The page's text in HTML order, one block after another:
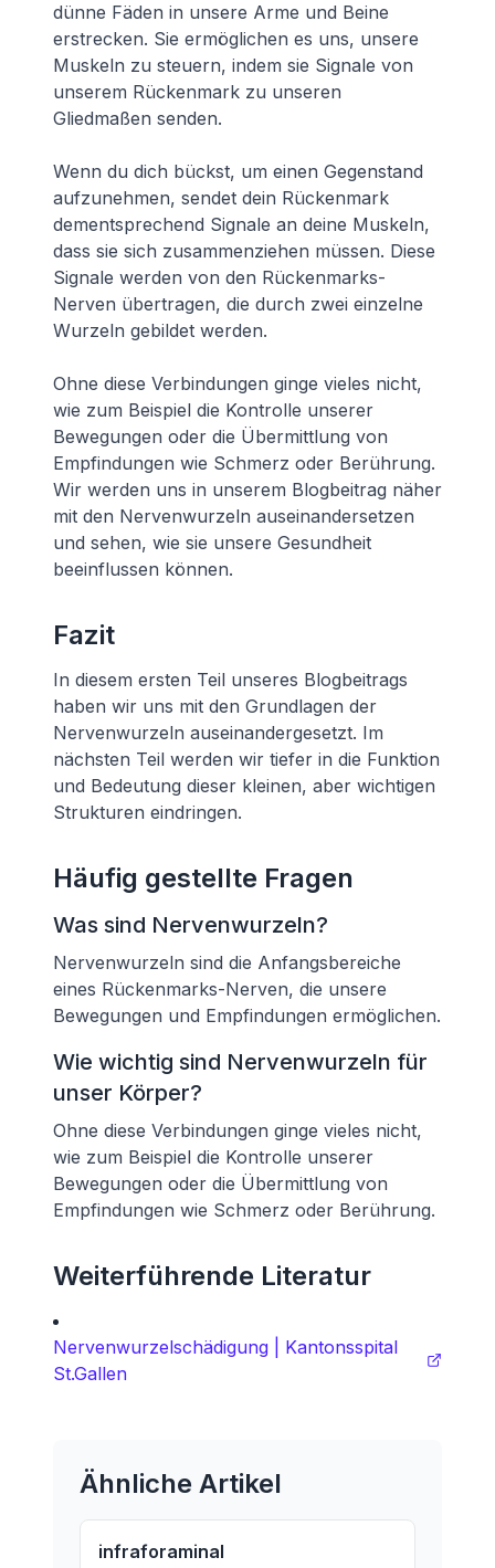
dünne Fäden in unsere Arme und Beine
erstrecken. Sie ermöglichen es uns, unsere
Muskeln zu steuern, indem sie Signale von
unserem Rückenmark zu unseren
Gliedmaßen senden.
Wenn du dich bückst, um einen Gegenstand
aufzunehmen, sendet dein Rückenmark
dementsprechend Signale an deine Muskeln,
dass sie sich zusammenziehen müssen. Diese
Signale werden von den Rückenmarks-
Nerven übertragen, die durch zwei einzelne
Wurzeln gebildet werden.
Ohne diese Verbindungen ginge vieles nicht,
wie zum Beispiel die Kontrolle unserer
Bewegungen oder die Übermittlung von
Empfindungen wie Schmerz oder Berührung.
Wir werden uns in unserem Blogbeitrag näher
mit den Nervenwurzeln auseinandersetzen
und sehen, wie sie unsere Gesundheit
beeinflussen können.
Fazit
In diesem ersten Teil unseres Blogbeitrags
haben wir uns mit den Grundlagen der
Nervenwurzeln auseinandergesetzt. Im
nächsten Teil werden wir tiefer in die Funktion
und Bedeutung dieser kleinen, aber wichtigen
Strukturen eindringen.
Häufig gestellte Fragen
Was sind Nervenwurzeln?
Nervenwurzeln sind die Anfangsbereiche
eines Rückenmarks-Nerven, die unsere
Bewegungen und Empfindungen ermöglichen.
Wie wichtig sind Nervenwurzeln für
unser Körper?
Ohne diese Verbindungen ginge vieles nicht,
wie zum Beispiel die Kontrolle unserer
Bewegungen oder die Übermittlung von
Empfindungen wie Schmerz oder Berührung.
Weiterführende Literatur
Nervenwurzelschädigung | Kantonsspital
St.Gallen
Ähnliche Artikel
infraforaminal